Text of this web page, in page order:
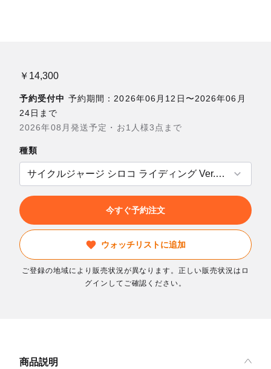
￥14,300
予約受付中 予約期間：2026年06月12日〜2026年06月
24日まで
2026年08月発送予定・お1人様3点まで
種類
今すぐ予約注文
ウォッチリストに追加
ご登録の地域により販売状況が異なります。正しい販売状況はロ
グインしてご確認ください。
商品説明